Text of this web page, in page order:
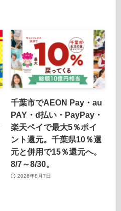
千葉市でAEON Pay・au
PAY・d払い・PayPay・
楽天ペイで最大5％ポイ
ント還元。千葉県10％還
元と併用で15％還元へ。
8/7～8/30。
2026年8月7日